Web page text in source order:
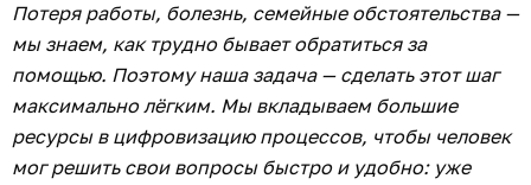
Потеря работы, болезнь, семейные обстоятельства —
мы знаем, как трудно бывает обратиться за
помощью. Поэтому наша задача — сделать этот шаг
максимально лёгким. Мы вкладываем большие
ресурсы в цифровизацию процессов, чтобы человек
мог решить свои вопросы быстро и удобно: уже